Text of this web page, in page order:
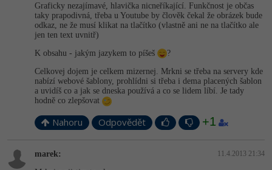
Graficky nezajímavé, hlavička nicneříkající. Funkčnost je občas
taky prapodivná, třeba u Youtube by člověk čekal že obrázek bude
odkaz, ne že musí klikat na tlačítko (vlastně ani ne na tlačítko ale
jen ten text uvnitř)
K obsahu - jakým jazykem to píšeš
?
Celkovej dojem je celkem mizernej. Mrkni se třeba na servery kde
nabízí webové šablony, prohlídni si třeba i dema placených šablon
a uvidíš co a jak se dneska používá a co se lidem líbí. Je tady
hodně co zlepšovat
Nahoru Odpovědět +1
marek: 11.4.2013 21:34